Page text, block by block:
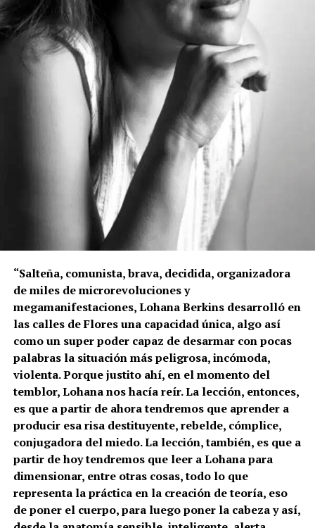
“Salteña, comunista, brava, decidida, organizadora
de miles de microrevoluciones y
megamanifestaciones, Lohana Berkins desarrolló en
las calles de Flores una capacidad única, algo así
como un super poder capaz de desarmar con pocas
palabras la situación más peligrosa, incómoda,
violenta. Porque justito ahí, en el momento del
temblor, Lohana nos hacía reír. La lección, entonces,
es que a partir de ahora tendremos que aprender a
producir esa risa destituyente, rebelde, cómplice,
conjugadora del miedo. La lección, también, es que a
partir de hoy tendremos que leer a Lohana para
dimensionar, entre otras cosas, todo lo que
representa la práctica en la creación de teoría, eso
de poner el cuerpo, para luego poner la cabeza y así,